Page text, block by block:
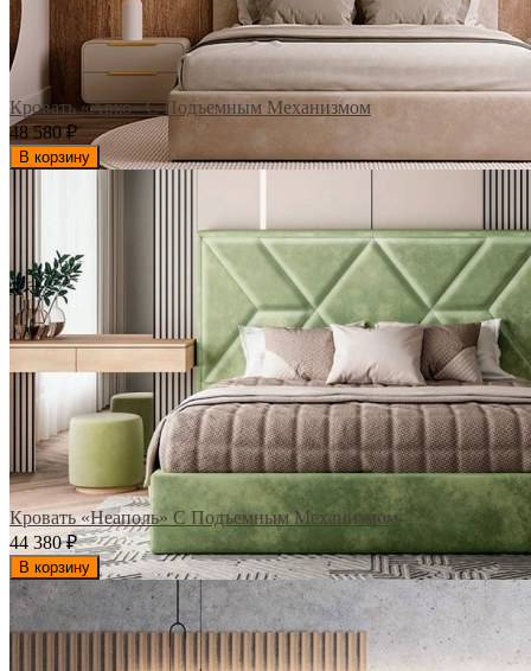
Кровать «Арко» С Подъемным Механизмом
48 580₽
В корзину
Кровать «Неаполь» С Подъемным Механизмом
44 380₽
В корзину